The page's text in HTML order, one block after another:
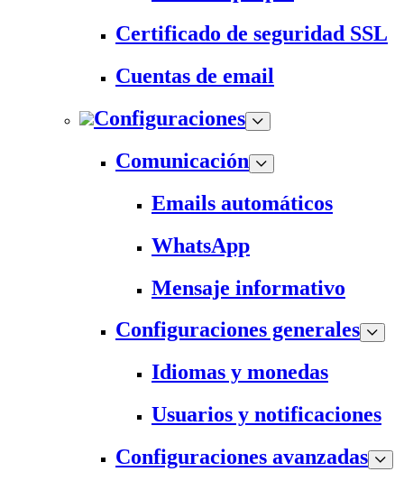
Certificado de seguridad SSL
Cuentas de email
Configuraciones
Comunicación
Emails automáticos
WhatsApp
Mensaje informativo
Configuraciones generales
Idiomas y monedas
Usuarios y notificaciones
Configuraciones avanzadas